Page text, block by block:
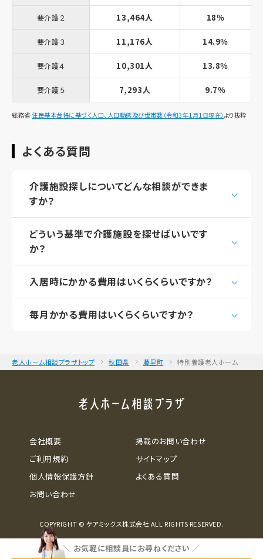
要介護２ 13,464人 18％
要介護３ 11,176人 14.9％
要介護４ 10,301人 13.8％
要介護５ 7,293人 9.7％
総務省住民基本台帳に基づく人口、人口動態及び世帯数（令和3年1月1日現在） より抜粋
よくある質問
介護施設探しについてどんな相談ができま
すか？
どういう基準で介護施設を探せばいいです
か？
入居時にかかる費用はいくらくらいですか？
毎月かかる費用はいくらくらいですか？
老人ホーム相談プラザトップ 秋田県 藤里町 特別養護老人ホーム
＼ お気軽に相談員にお尋ねください ／
会社概要
ご利用規約
個人情報保護方針
お問い合わせ
掲載のお問い合わせ
サイトマップ
よくある質問
COPYRIGHT © ケアミックス株式会社 ALL RIGHTS RESERVED.